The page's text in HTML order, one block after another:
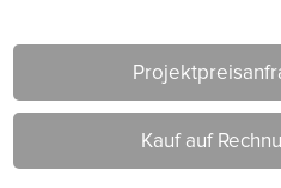
Kauf auf